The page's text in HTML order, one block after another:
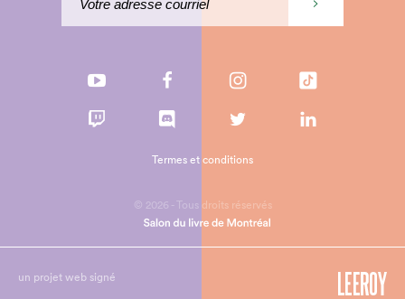
© 2026 - Tous droits réservés
Termes et conditions
un projet web signé